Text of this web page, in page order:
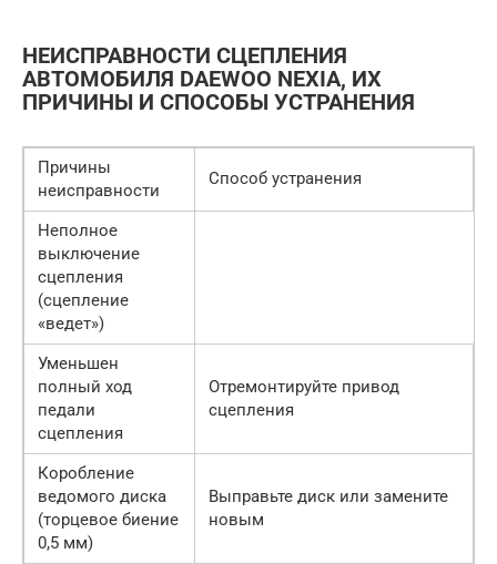
НЕИСПРАВНОСТИ СЦЕПЛЕНИЯ
АВТОМОБИЛЯ DAEWOO NEXIA, ИХ
ПРИЧИНЫ И СПОСОБЫ УСТРАНЕНИЯ
Причины
неисправности
Способ устранения
Неполное
выключение
сцепления
(сцепление
«ведет»)
Уменьшен
полный ход
педали
сцепления
Отремонтируйте привод
сцепления
Коробление
ведомого диска
(торцевое биение
0,5 мм)
Выправьте диск или замените
новым